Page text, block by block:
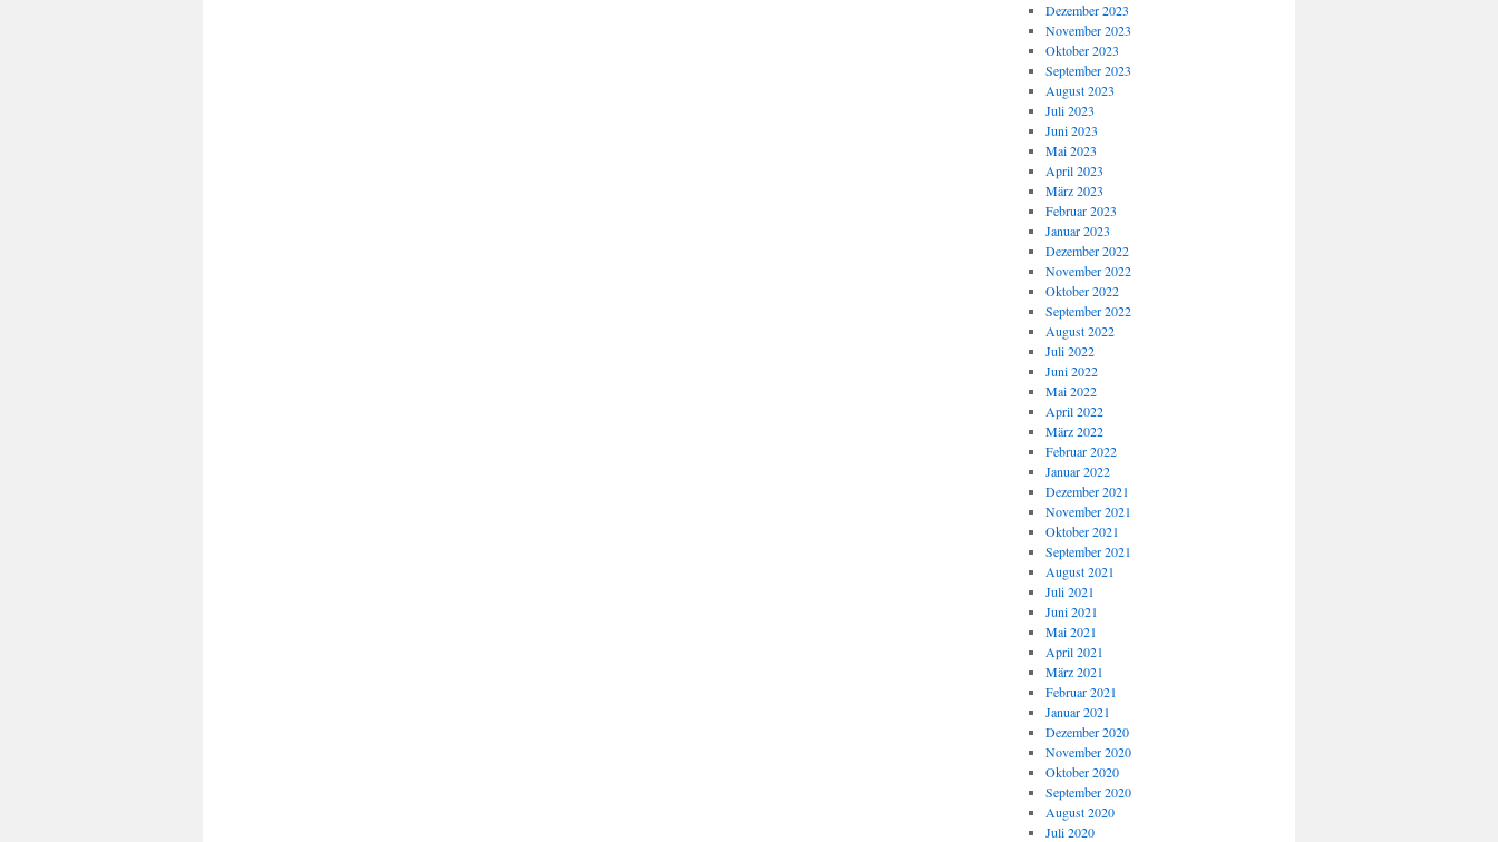
Dezember 2023
November 2023
Oktober 2023
September 2023
August 2023
Juli 2023
Juni 2023
Mai 2023
April 2023
März 2023
Februar 2023
Januar 2023
Dezember 2022
November 2022
Oktober 2022
September 2022
August 2022
Juli 2022
Juni 2022
Mai 2022
April 2022
März 2022
Februar 2022
Januar 2022
Dezember 2021
November 2021
Oktober 2021
September 2021
August 2021
Juli 2021
Juni 2021
Mai 2021
April 2021
März 2021
Februar 2021
Januar 2021
Dezember 2020
November 2020
Oktober 2020
September 2020
August 2020
Juli 2020